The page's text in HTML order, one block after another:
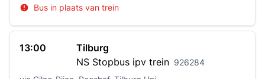
Bus in plaats van trein
13:00
Tilburg
NS Stopbus ipv trein 926284